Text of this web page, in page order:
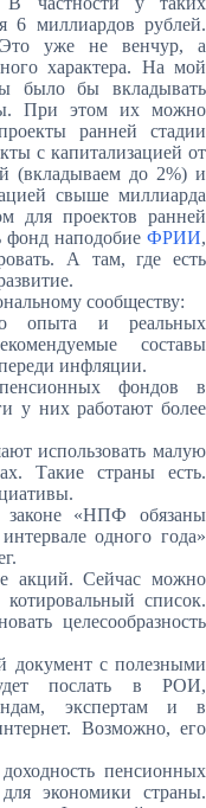
6 миллиардов рублей.
уже не венчур, а
характера. На мой
было бы вкладывать
При этом их можно
ранней стадии
с капитализацией от
(вкладываем до 2%) и
свыше миллиарда
для проектов ранней
фонд наподобие ФРИИ,
А там, где есть
сообществу:
опыта и реальных
составы
инфляции.
фондов в
у них работают более
использовать малую
Такие страны есть.
«НПФ обязаны
одного года»
акций. Сейчас можно
список.
целесообразность
документ с полезными
послать в РОИ,
экспертам и в
Возможно, его
пенсионных
экономики страны.